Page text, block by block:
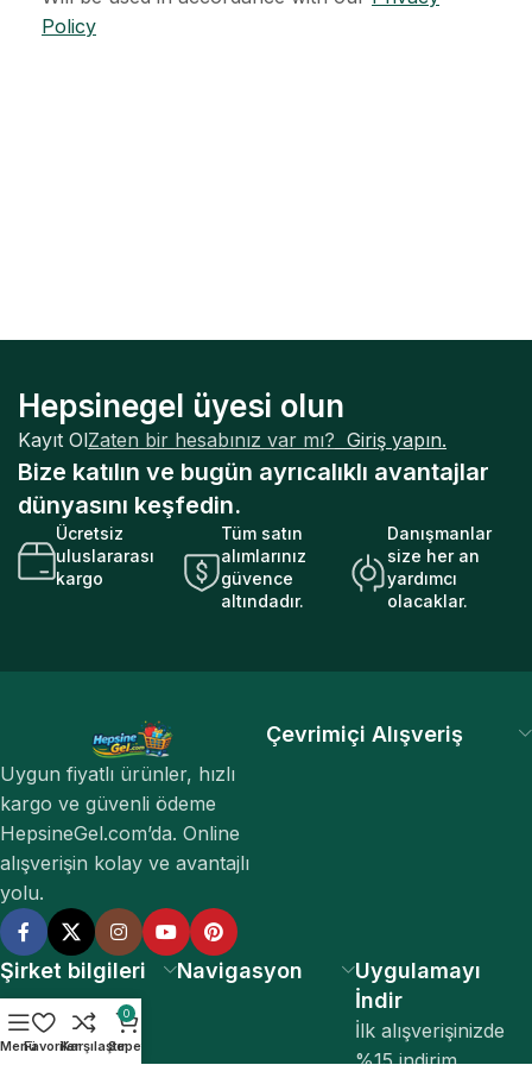
Policy
Hepsinegel üyesi olun
Kayıt OlZaten bir hesabınız var mı? Giriş yapın.
Bize katılın ve bugün ayrıcalıklı avantajlar
dünyasını keşfedin.
Ücretsiz
uluslararası
kargo
Tüm satın
alımlarınız
güvence
altındadır.
Danışmanlar
size her an
yardımcı
olacaklar.
Uygun fiyatlı ürünler, hızlı
kargo ve güvenli ödeme
HepsineGel.com’da. Online
alışverişin kolay ve avantajlı
yolu.
Çevrimiçi Alışveriş
Şirket bilgileri Navigasyon
Uygulamayı
İndir
İlk alışverişinizde
MenüFavorilerKarşılaştır
0
Sepet